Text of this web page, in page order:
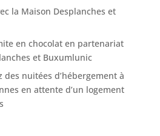
la Maison Desplanches et
en chocolat en partenariat
et Buxumlunic
des nuitées d’hébergement à
en attente d’un logement